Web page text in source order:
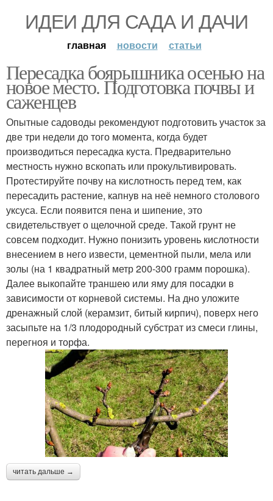
ИДЕИ ДЛЯ САДА И ДАЧИ
главная новости статьи
Пересадка боярышника осенью на
новое место. Подготовка почвы и
саженцев
Опытные садоводы рекомендуют подготовить участок за
две три недели до того момента, когда будет
производиться пересадка куста. Предварительно
местность нужно вскопать или прокультивировать.
Протестируйте почву на кислотность перед тем, как
пересадить растение, капнув на неё немного столового
уксуса. Если появится пена и шипение, это
свидетельствует о щелочной среде. Такой грунт не
совсем подходит. Нужно понизить уровень кислотности
внесением в него извести, цементной пыли, мела или
золы (на 1 квадратный метр 200-300 грамм порошка).
Далее выкопайте траншею или яму для посадки в
зависимости от корневой системы. На дно уложите
дренажный слой (керамзит, битый кирпич), поверх него
засыпьте на 1/3 плодородный субстрат из смеси глины,
перегноя и торфа.
читать дальше →